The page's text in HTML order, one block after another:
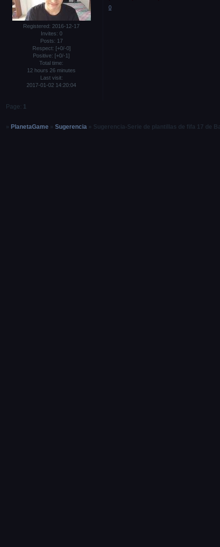
Registered: 2016-12-17
Invites: 0
Posts: 17
Respect: [+0/-0]
Positive: [+0/-1]
Total time:
12 hours 26 minutes
Last visit:
2017-01-02 14:20:04
0
Page: 1
» PlanetaGame »Sugerencia » Sugerencia-Serie de plantillas de fifa 17 de